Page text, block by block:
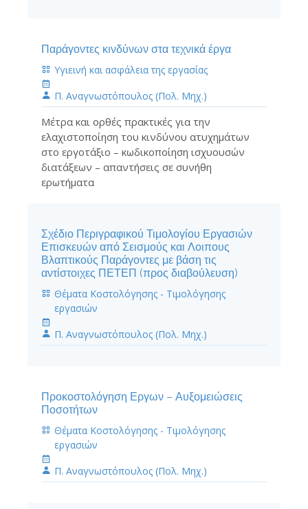
Παράγοντες κινδύνων στα τεχνικά έργα
Υγιεινή και ασφάλεια της εργασίας
Π. Αναγνωστόπουλος (Πολ. Μηχ.)
Μέτρα και ορθές πρακτικές για την
ελαχιστοποίηση του κινδύνου ατυχημάτων
στο εργοτάξιο – κωδικοποίηση ισχυουσών
διατάξεων – απαντήσεις σε συνήθη
ερωτήματα
Σχέδιο Περιγραφικού Τιμολογίου Εργασιών
Επισκευών από Σεισμούς και Λοιπους
Βλαπτικούς Παράγοντες με βάση τις
αντίστοιχες ΠΕΤΕΠ (προς διαβούλευση)
Θέματα Κοστολόγησης - Τιμολόγησης
εργασιών
Π. Αναγνωστόπουλος (Πολ. Μηχ.)
Προκοστολόγηση Εργων – Αυξομειώσεις
Ποσοτήτων
Θέματα Κοστολόγησης - Τιμολόγησης
εργασιών
Π. Αναγνωστόπουλος (Πολ. Μηχ.)